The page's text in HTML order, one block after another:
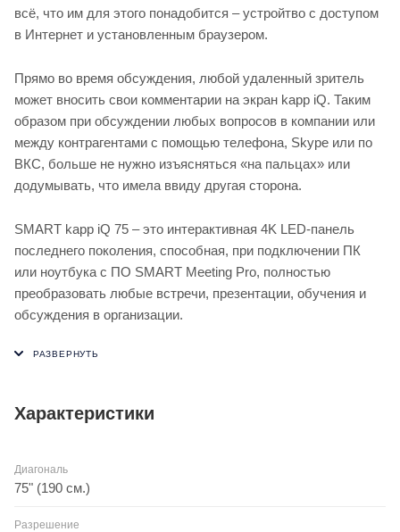
всё, что им для этого понадобится – устройтво с доступом
в Интернет и установленным браузером.
Прямо во время обсуждения, любой удаленный зритель
может вносить свои комментарии на экран kapp iQ. Таким
образом при обсуждении любых вопросов в компании или
между контрагентами с помощью телефона, Skype или по
ВКС, больше не нужно изъясняться «на пальцах» или
додумывать, что имела ввиду другая сторона.
SMART kapp iQ 75 – это интерактивная 4K LED-панель
последнего поколения, способная, при подключении ПК
или ноутбука с ПО SMART Meeting Pro, полностью
преобразовать любые встречи, презентации, обучения и
обсуждения в организации.
Характеристики
Диагональ
75" (190 см.)
Разрешение